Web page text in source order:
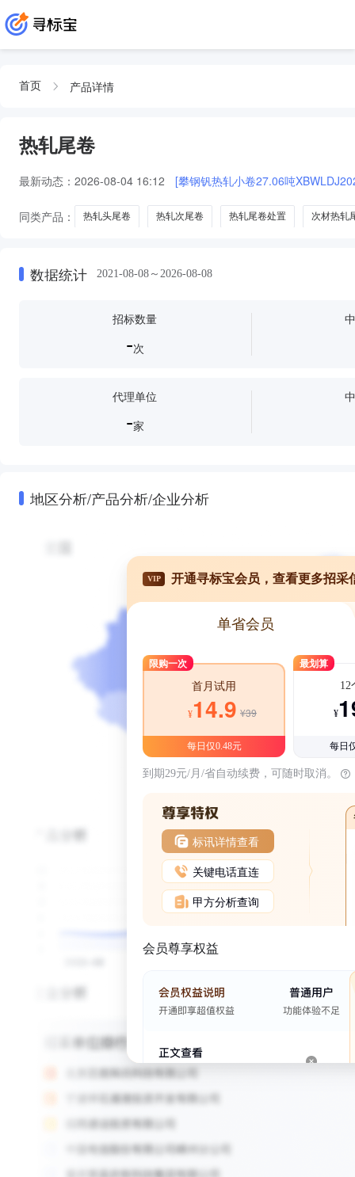
首页 产品详情
热轧尾卷
最新动态： 2026-08-04 16:12 [攀钢钒热轧小卷27.06吨
同类产品： 热轧头尾卷 热轧次尾卷 热轧尾卷处置 次材热轧
数据统计 2021-08-08～2026-08-08
招标数量
-次
代理单位
-家
地区分析/产品分析/企业分析
VIP 开通寻标宝会员，查看更多招采
单省会员
限购一次
首月试用
¥14.9 ¥39
每日仅0.48元
最划算
12
¥
每日
到期29元/月/省自动续费，可随时取消。
标讯详情查看
关键电话直连
甲方分析查询
会员尊享权益